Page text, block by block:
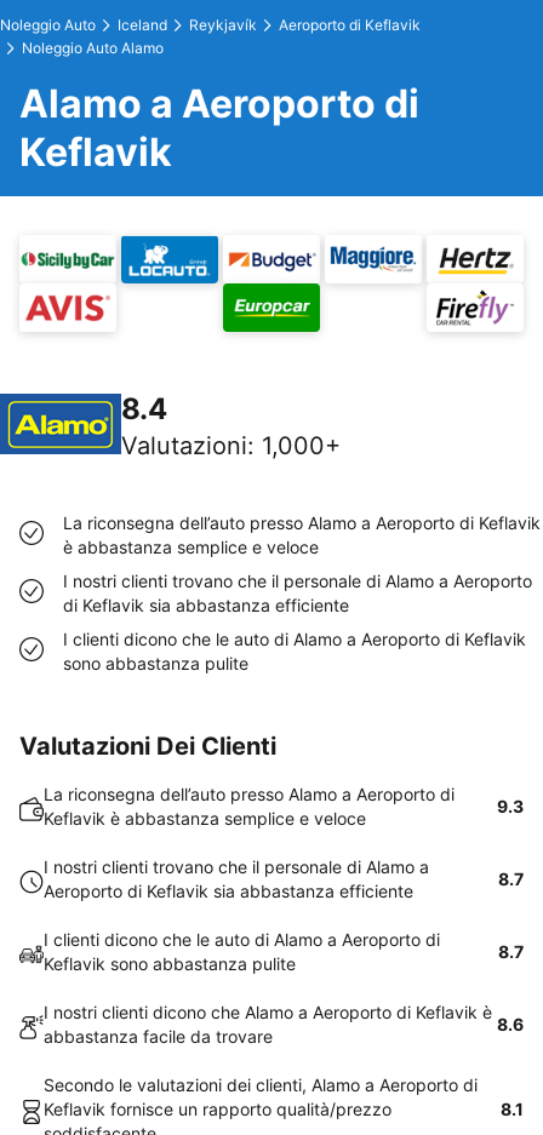
Noleggio Auto Iceland Reykjavík
Aeroporto di Keflavik
Noleggio Auto Alamo
Alamo a Aeroporto di
Keflavik
8.4
Valutazioni: 1,000+
La riconsegna dell’auto presso Alamo a Aeroporto di Keflavik
è abbastanza semplice e veloce
I nostri clienti trovano che il personale di Alamo a Aeroporto
di Keflavik sia abbastanza efficiente
I clienti dicono che le auto di Alamo a Aeroporto di Keflavik
sono abbastanza pulite
Valutazioni Dei Clienti
La riconsegna dell’auto presso Alamo a Aeroporto di
Keflavik è abbastanza semplice e veloce
9.3
I nostri clienti trovano che il personale di Alamo a
Aeroporto di Keflavik sia abbastanza efficiente
8.7
I clienti dicono che le auto di Alamo a Aeroporto di
Keflavik sono abbastanza pulite
8.7
I nostri clienti dicono che Alamo a Aeroporto di Keflavik è
abbastanza facile da trovare
8.6
Secondo le valutazioni dei clienti, Alamo a Aeroporto di
Keflavik fornisce un rapporto qualità/prezzo
8.1